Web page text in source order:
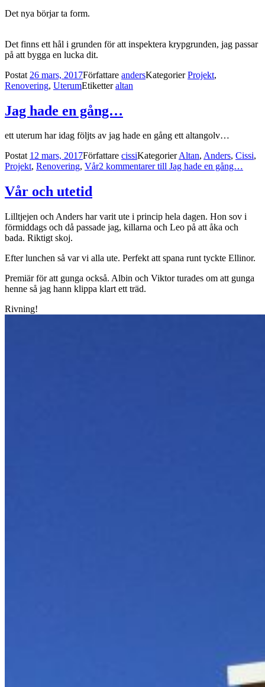
Det nya börjar ta form.
Det finns ett hål i grunden för att inspektera krypgrunden, jag passar
på att bygga en lucka dit.
Postat 26 mars, 2017Författare andersKategorierProjekt,
Renovering, UterumEtiketteraltan
Jag hade en gång…
ett uterum har idag följts av jag hade en gång ett altangolv…
Postat 12 mars, 2017Författare cissiKategorierAltan, Anders, Cissi,
Projekt, Renovering, Vår2 kommentarertill Jag hade en gång…
Vår och utetid
Lilltjejen och Anders har varit ute i princip hela dagen. Hon sov i
förmiddags och då passade jag, killarna och Leo på att åka och
bada. Riktigt skoj.
Efter lunchen så var vi alla ute. Perfekt att spana runt tyckte Ellinor.
Premiär för att gunga också. Albin och Viktor turades om att gunga
henne så jag hann klippa klart ett träd.
Rivning!